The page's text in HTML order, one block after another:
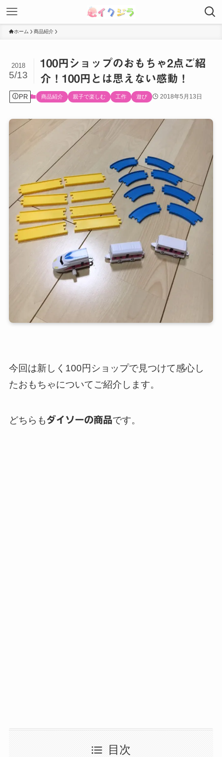
ホーム 商品紹介
100円ショップのおもちゃ2点ご紹
介！100円とは思えない感動！
2018
5/13
PR 商品紹介 親子で楽しむ 工作 遊び 2018年5月13日
今回は新しく100円ショップで見つけて感心し
たおもちゃについてご紹介します。
どちらも ダイソーの商品です。
目次